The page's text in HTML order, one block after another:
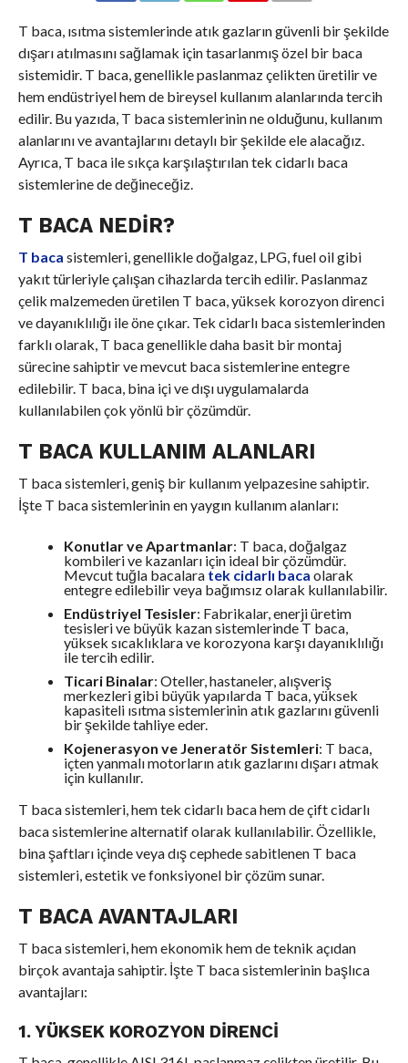
T baca, ısıtma sistemlerinde atık gazların güvenli bir şekilde
dışarı atılmasını sağlamak için tasarlanmış özel bir baca
sistemidir. T baca, genellikle paslanmaz çelikten üretilir ve
hem endüstriyel hem de bireysel kullanım alanlarında tercih
edilir. Bu yazıda, T baca sistemlerinin ne olduğunu, kullanım
alanlarını ve avantajlarını detaylı bir şekilde ele alacağız.
Ayrıca, T baca ile sıkça karşılaştırılan tek cidarlı baca
sistemlerine de değineceğiz.
T BACA NEDIR?
T baca sistemleri, genellikle doğalgaz, LPG, fuel oil gibi
yakıt türleriyle çalışan cihazlarda tercih edilir. Paslanmaz
çelik malzemeden üretilen T baca, yüksek korozyon direnci
ve dayanıklılığı ile öne çıkar. Tek cidarlı baca sistemlerinden
farklı olarak, T baca genellikle daha basit bir montaj
sürecine sahiptir ve mevcut baca sistemlerine entegre
edilebilir. T baca, bina içi ve dışı uygulamalarda
kullanılabilen çok yönlü bir çözümdür.
T BACA KULLANIM ALANLARI
T baca sistemleri, geniş bir kullanım yelpazesine sahiptir.
İşte T baca sistemlerinin en yaygın kullanım alanları:
Konutlar ve Apartmanlar: T baca, doğalgaz
kombileri ve kazanları için ideal bir çözümdür.
Mevcut tuğla bacalara tek cidarlı baca olarak
entegre edilebilir veya bağımsız olarak kullanılabilir.
Endüstriyel Tesisler: Fabrikalar, enerji üretim
tesisleri ve büyük kazan sistemlerinde T baca,
yüksek sıcaklıklara ve korozyona karşı dayanıklılığı
ile tercih edilir.
Ticari Binalar: Oteller, hastaneler, alışveriş
merkezleri gibi büyük yapılarda T baca, yüksek
kapasiteli ısıtma sistemlerinin atık gazlarını güvenli
bir şekilde tahliye eder.
Kojenerasyon ve Jeneratör Sistemleri: T baca,
içten yanmalı motorların atık gazlarını dışarı atmak
için kullanılır.
T baca sistemleri, hem tek cidarlı baca hem de çift cidarlı
baca sistemlerine alternatif olarak kullanılabilir. Özellikle,
bina şaftları içinde veya dış cephede sabitlenen T baca
sistemleri, estetik ve fonksiyonel bir çözüm sunar.
T BACA AVANTAJLARI
T baca sistemleri, hem ekonomik hem de teknik açıdan
birçok avantaja sahiptir. İşte T baca sistemlerinin başlıca
avantajları:
1. YÜKSEK KOROZYON DIRENCI